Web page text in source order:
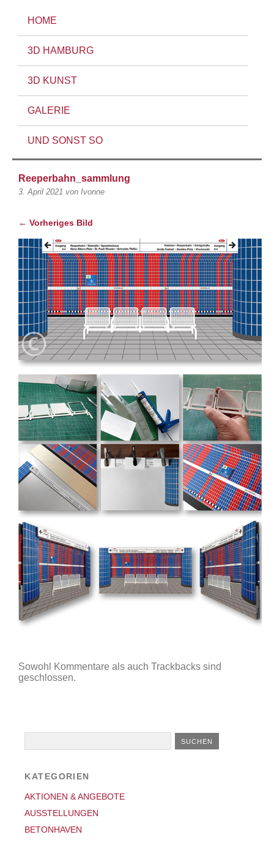
HOME
3D HAMBURG
3D KUNST
GALERIE
UND SONST SO
Reeperbahn_sammlung
3. April 2021 von Ivonne
← Vorheriges Bild
Sowohl Kommentare als auch Trackbacks sind
geschlossen.
KATEGORIEN
AKTIONEN & ANGEBOTE
AUSSTELLUNGEN
BETONHAVEN